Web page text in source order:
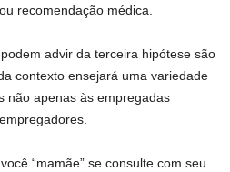
recomendação médica.
advir da terceira hipótese são
contexto ensejará uma variedade
não apenas às empregadas
“mamãe” se consulte com seu